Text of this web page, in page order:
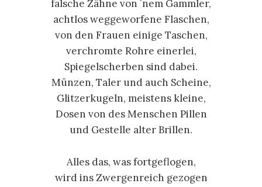
falsche Zähne von ´nem Gammler,
achtlos weggeworfene Flaschen,
von den Frauen einige Taschen,
verchromte Rohre einerlei,
Spiegelscherben sind dabei.
Münzen, Taler und auch Scheine,
Glitzerkugeln, meistens kleine,
Dosen von des Menschen Pillen
und Gestelle alter Brillen.
Alles das, was fortgeflogen,
wird ins Zwergenreich gezogen